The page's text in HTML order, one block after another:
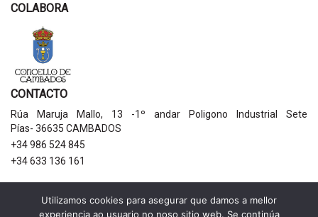
COLABORA
CONTACTO
Rúa Maruja Mallo, 13 -1º andar Poligono Industrial Sete
Pías- 36635 CAMBADOS
+34 986 524 845
+34 633 136 161
AVISOS LEGAIS
Utilizamos cookies para asegurar que damos a mellor
experiencia ao usuario no noso sitio web. Se continúa